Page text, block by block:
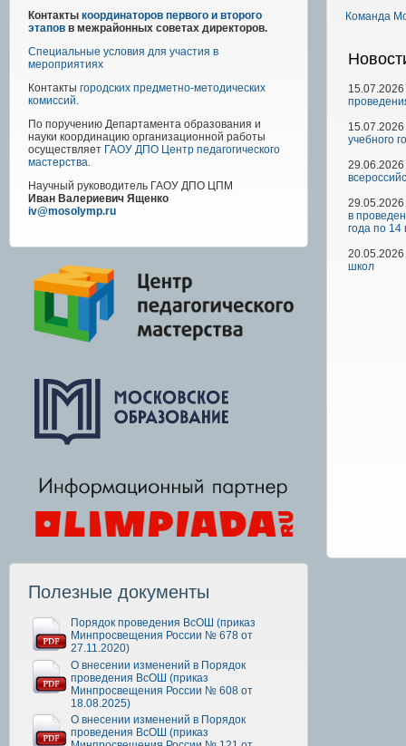
Контакты координаторов первого и второго
этапов в межрайонных советах директоров.
Специальные условия для участия в
мероприятиях
Контакты городских предметно-методических
комиссий.
По поручению Департамента образования и
науки координацию организационной работы
осуществляет ГАОУ ДПО Центр педагогического
мастерства.
Научный руководитель ГАОУ ДПО ЦПМ
Иван Валериевич Ященко
iv@mosolymp.ru
Полезные документы
Порядок проведения ВсОШ (приказ
Минпросвещения России № 678 от
27.11.2020)
О внесении изменений в Порядок
проведения ВсОШ (приказ
Минпросвещения России № 608 от
18.08.2025)
О внесении изменений в Порядок
проведения ВсОШ (приказ
Команда
15.07.2026
15.07.2026
учебного
29.06.2026
29.05.2026
в
года по
20.05.2026
школ